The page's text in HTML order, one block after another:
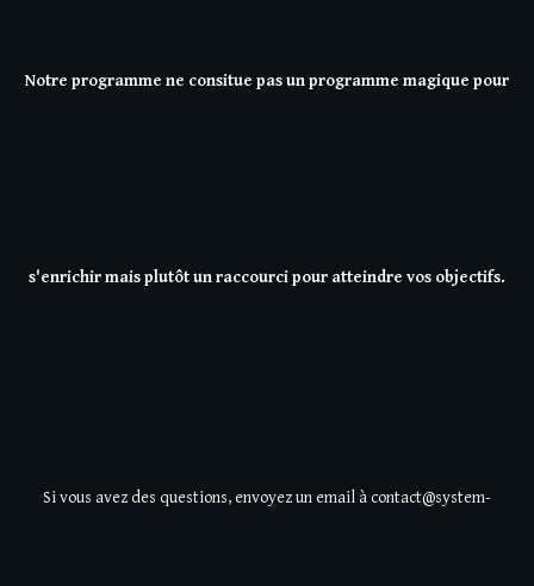
Notre programme ne consitue pas un programme magique pour
s'enrichir mais plutôt un raccourci pour atteindre vos objectifs.
Si vous avez des questions, envoyez un email à contact@system-